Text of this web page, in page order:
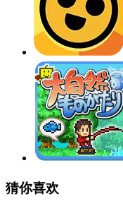
猜你喜欢